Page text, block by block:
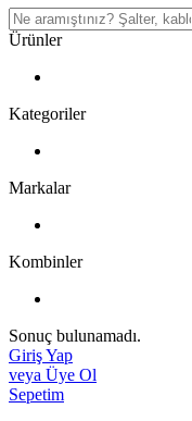
Ürünler
Kategoriler
Markalar
Kombinler
Sonuç bulunamadı.
Giriş Yap
veya Üye Ol
Sepetim